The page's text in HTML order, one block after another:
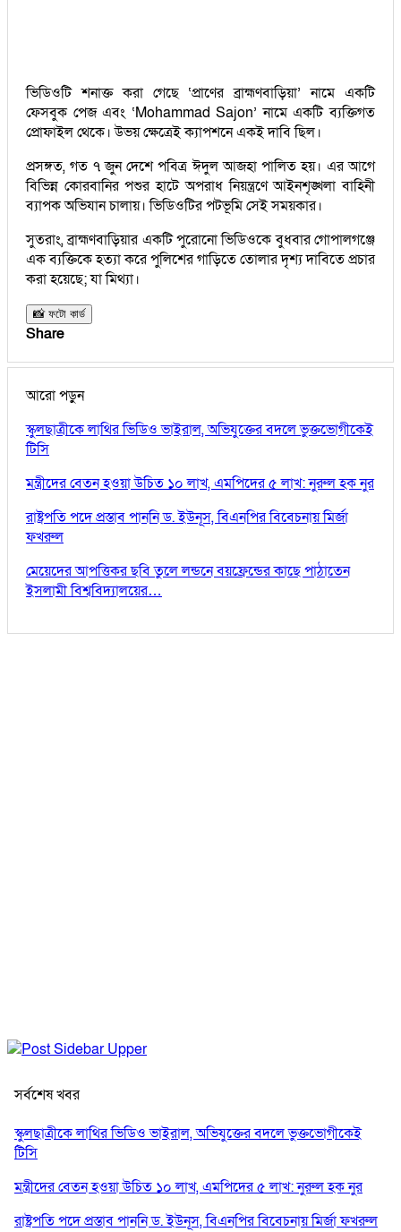
ভিডিওটি শনাক্ত করা গেছে ‘প্রাণের ব্রাহ্মণবাড়িয়া’ নামে একটি
ফেসবুক পেজ এবং ‘Mohammad Sajon’ নামে একটি ব্যক্তিগত
প্রোফাইল থেকে। উভয় ক্ষেত্রেই ক্যাপশনে একই দাবি ছিল।
প্রসঙ্গত, গত ৭ জুন দেশে পবিত্র ঈদুল আজহা পালিত হয়। এর আগে
বিভিন্ন কোরবানির পশুর হাটে অপরাধ নিয়ন্ত্রণে আইনশৃঙ্খলা বাহিনী
ব্যাপক অভিযান চালায়। ভিডিওটির পটভূমি সেই সময়কার।
সুতরাং, ব্রাহ্মণবাড়িয়ার একটি পুরোনো ভিডিওকে বুধবার গোপালগঞ্জে
এক ব্যক্তিকে হত্যা করে পুলিশের গাড়িতে তোলার দৃশ্য দাবিতে প্রচার
করা হয়েছে; যা মিথ্যা।
📸 ফটো কার্ড
Share
আরো পড়ুন
স্কুলছাত্রীকে লাথির ভিডিও ভাইরাল, অভিযুক্তের বদলে ভুক্তভোগীকেই
টিসি
মন্ত্রীদের বেতন হওয়া উচিত ১০ লাখ, এমপিদের ৫ লাখ: নুরুল হক নুর
রাষ্ট্রপতি পদে প্রস্তাব পাননি ড. ইউনূস, বিএনপির বিবেচনায় মির্জা
ফখরুল
মেয়েদের আপত্তিকর ছবি তুলে লন্ডনে বয়ফ্রেন্ডের কাছে পাঠাতেন
ইসলামী বিশ্ববিদ্যালয়ের…
সর্বশেষ খবর
স্কুলছাত্রীকে লাথির ভিডিও ভাইরাল, অভিযুক্তের বদলে ভুক্তভোগীকেই
টিসি
মন্ত্রীদের বেতন হওয়া উচিত ১০ লাখ, এমপিদের ৫ লাখ: নুরুল হক নুর
রাষ্ট্রপতি পদে প্রস্তাব পাননি ড. ইউনূস, বিএনপির বিবেচনায় মির্জা ফখরুল